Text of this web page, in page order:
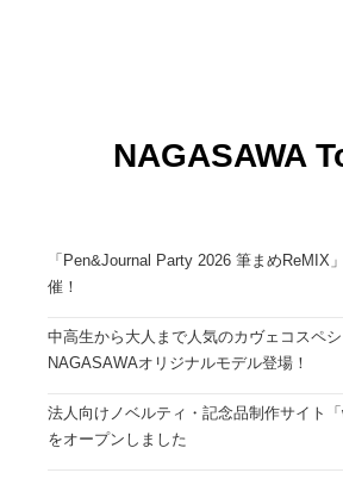
NAGASAWA
「Pen&Journal Party 2026 筆まめReMIX
催！
中高生から大人まで人気のカヴェコスペ
NAGASAWAオリジナルモデル登場！
法人向けノベルティ・記念品制作サイト「
をオープンしました